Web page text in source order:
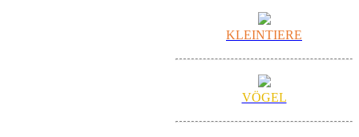
KLEINTIERE
VÖGEL